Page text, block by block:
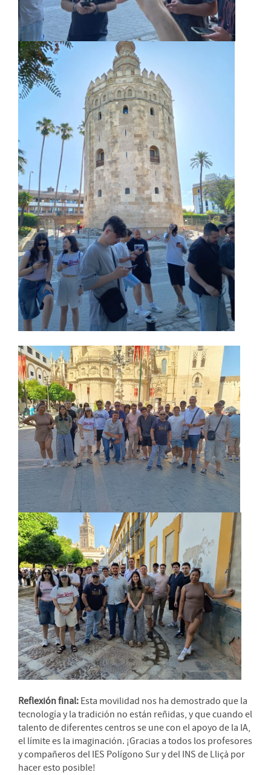
Reflexión final: Esta movilidad nos ha demostrado que la
tecnología y la tradición no están reñidas, y que cuando el
talento de diferentes centros se une con el apoyo de la IA,
el límite es la imaginación. ¡Gracias a todos los profesores
y compañeros del IES Polígono Sur y del INS de Lliçà por
hacer esto posible!